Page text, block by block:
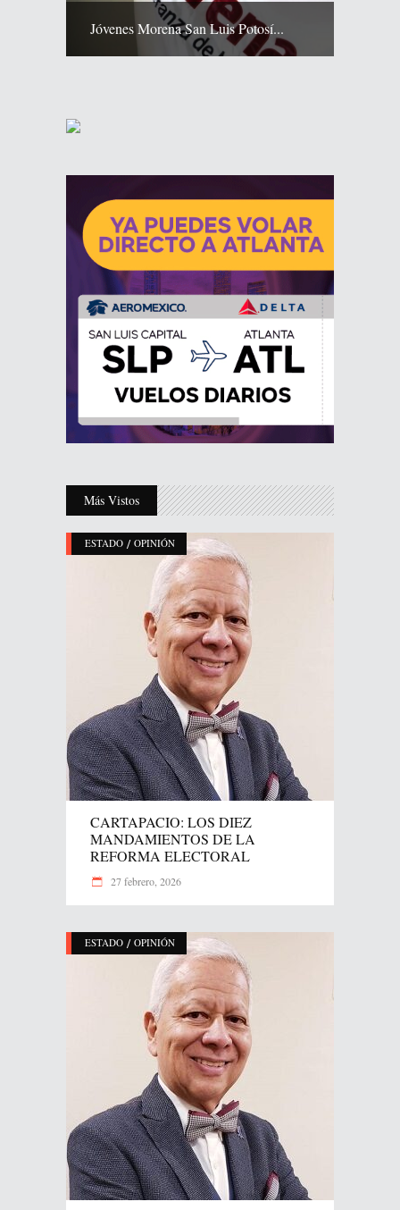
Jóvenes Morena San Luis Potosí...
Más Vistos
ESTADO / OPINIÓN
CARTAPACIO: LOS DIEZ
MANDAMIENTOS DE LA
REFORMA ELECTORAL
27 febrero, 2026
ESTADO / OPINIÓN